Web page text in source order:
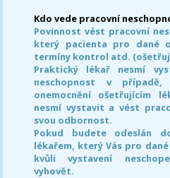
Kdo vede pracovní
Povinnost vést pracovní
který pacienta pro dané
termíny kontrol atd.
Praktický lékař nesmí
neschopnost v
onemocnění ošetřujícím
nesmí vystavit a vést
svou odbornost.
Pokud budete odeslán
lékařem, který Vás pro
kvůli vystavení
vyhovět.